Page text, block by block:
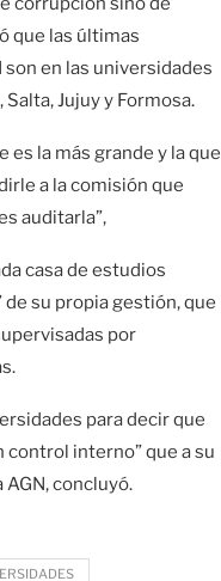
que las últimas
en las universidades
Jujuy y Formosa.
es la más grande y la que
a la comisión que
auditarla”,
casa de estudios
su propia gestión, que
por
para decir que
control interno” que a su
AGN, concluyó.